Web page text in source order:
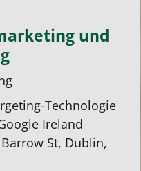
und
Technologie
Ireland
St, Dublin,